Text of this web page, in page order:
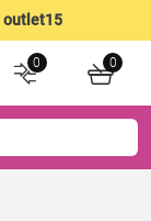
outlet15
0 0